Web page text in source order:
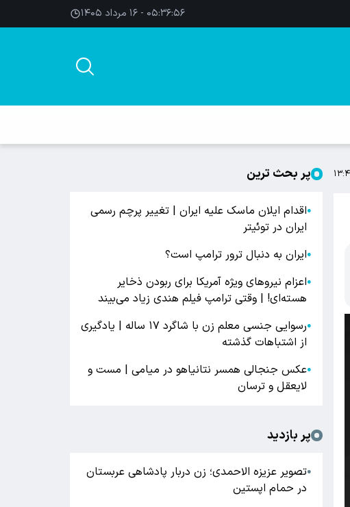
۰۵:۳۶:۵۷ - ۱۶ مرداد ۱۴۰۵
پر بحث ترین
●اقدام ایلان ماسک علیه ایران | تغییر پرچم رسمی
ایران در توئیتر
●ایران به دنبال ترور ترامپ است؟
●اعزام نیروهای ویژه آمریکا برای ربودن ذخایر
هسته‌ای! | وقتی ترامپ فیلم هندی زیاد می‌بیند
●
رسوایی جنسی معلم زن با شاگرد ۱۷ ساله | یادگیری
از اشتباهات گذشته
●عکس جنجالی همسر نتانیاهو در میامی | مست و
لایعقل و ترسان
پر بازدید
●تصویر عزیزه الاحمدی؛ زن دربار پادشاهی عربستان
در حمام اپستین